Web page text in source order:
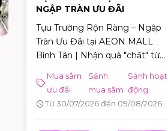
NGẬP TRÀN ƯU ĐÃI
Tựu Trường Rộn Ràng – Ngập
Tràn Ưu Đãi tại AEON MALL
Bình Tân | Nhận quà "chất" từ
Mua sắm
ưu đãi
Sảnh
mua sắm
Sảnh hoạt
động
Từ 30/07/2026 đến 09/08/2026